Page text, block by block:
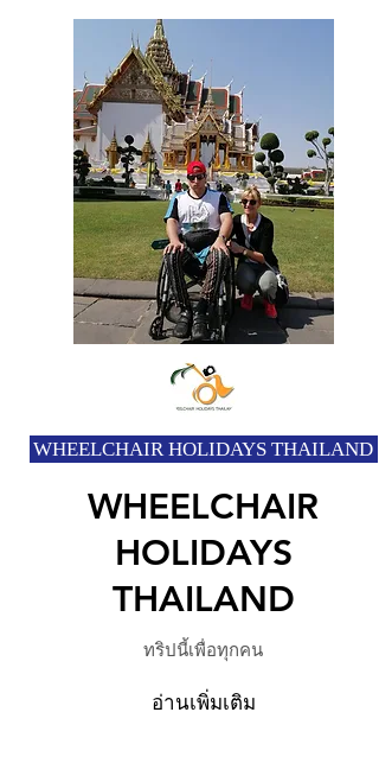
WHEELCHAIR HOLIDAYS THAILAND
WHEELCHAIR
HOLIDAYS
THAILAND
ทริปนี้เพื่อทุกคน
อ่านเพิ่มเติม